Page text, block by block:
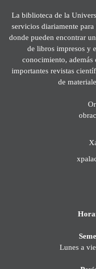
La biblioteca de la
servicios diariamente
donde pueden encontrar
de libros impresos y
conocimiento, además
importantes revistas
de
Lunes a